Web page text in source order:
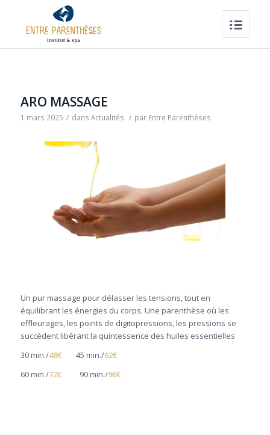
ARO MASSAGE
1 mars 2025 / dans Actualités / par Entre Parenthèses
Un pur massage pour délasser les tensions, tout en
équilibrant les énergies du corps. Une parenthèse où les
effleurages, les points de digitopressions, les pressions se
succèdent libérant la quintessence des huiles essentielles
30 min./48€ 45 min./62€
60 min./72€ 90 min./96€